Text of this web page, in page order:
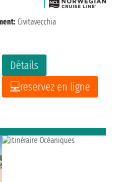
Détails
reservez en ligne
Civitavecchia